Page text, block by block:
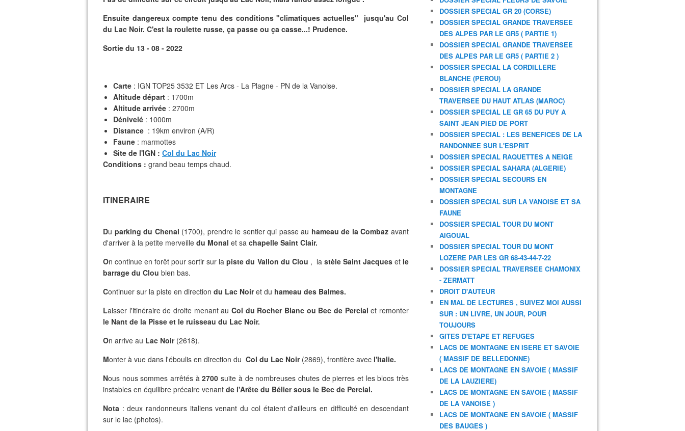
Ensuite dangereux compte tenu des conditions "climatiques actuelles" jusqu'au Col
du Lac Noir. C'est la roulette russe, ça passe ou ça casse...! Prudence.
Sortie du 13 - 08 - 2022
Carte : IGN TOP25 3532 ET Les Arcs - La Plagne - PN de la Vanoise.
Altitude départ : 1700m
Altitude arrivée : 2700m
Dénivelé : 1000m
Distance : 19km environ (A/R)
Faune : marmottes
Site de l'IGN : Col du Lac Noir
Conditions : grand beau temps chaud.
ITINERAIRE
Du parking du Chenal (1700), prendre le sentier qui passe au hameau de la Combaz avant
d'arriver à la petite merveille du Monal et sa chapelle Saint Clair.
On continue en forêt pour sortir sur lapiste du Vallon du Clou , lastèle Saint Jacqueset le
barrage du Clou bien bas.
Continuer sur la piste en direction du Lac Noiret du hameau des Balmes.
Laisser l'itinéraire de droite menant au Col du Rocher Blanc ou Bec de Percial et remonter
le Nant de la Pisse et le ruisseau du Lac Noir.
On arrive au Lac Noir(2618).
Monter à vue dans l'éboulis en direction du Col du Lac Noir(2869), frontière avec l'Italie.
Nous nous sommes arrêtés à2700suite à de nombreuses chutes de pierres et les blocs très
instables en équilibre précaire venant de l'Arête du Bélier sous le Bec de Percial.
Nota : deux randonneurs italiens venant du col étaient d'ailleurs en difficulté en descendant
sur le lac (photos).
DOSSIER SPECIAL GR 20 (CORSE)
DOSSIER SPECIAL GRANDE TRAVERSEE
DES ALPES PAR LE GR5 ( PARTIE 1)
DOSSIER SPECIAL GRANDE TRAVERSEE
DES ALPES PAR LE GR5 ( PARTIE 2 )
DOSSIER SPECIAL LA CORDILLERE
BLANCHE (PEROU)
DOSSIER SPECIAL LA GRANDE
TRAVERSEE DU HAUT ATLAS (MAROC)
DOSSIER SPECIAL LE GR 65 DU PUY A
SAINT JEAN PIED DE PORT
DOSSIER SPECIAL : LES BENEFICES DE LA
RANDONNEE SUR L'ESPRIT
DOSSIER SPECIAL RAQUETTES A NEIGE
DOSSIER SPECIAL SAHARA (ALGERIE)
DOSSIER SPECIAL SECOURS EN
MONTAGNE
DOSSIER SPECIAL SUR LA VANOISE ET SA
FAUNE
DOSSIER SPECIAL TOUR DU MONT
AIGOUAL
DOSSIER SPECIAL TOUR DU MONT
LOZERE PAR LES GR 68-43-44-7-22
DOSSIER SPECIAL TRAVERSEE CHAMONIX
- ZERMATT
DROIT D'AUTEUR
EN MAL DE LECTURES , SUIVEZ MOI AUSSI
SUR : UN LIVRE, UN JOUR, POUR
TOUJOURS
GITES D'ETAPE ET REFUGES
LACS DE MONTAGNE EN ISERE ET SAVOIE
( MASSIF DE BELLEDONNE)
LACS DE MONTAGNE EN SAVOIE ( MASSIF
DE LA LAUZIERE)
LACS DE MONTAGNE EN SAVOIE ( MASSIF
DE LA VANOISE )
LACS DE MONTAGNE EN SAVOIE ( MASSIF
DES BAUGES )